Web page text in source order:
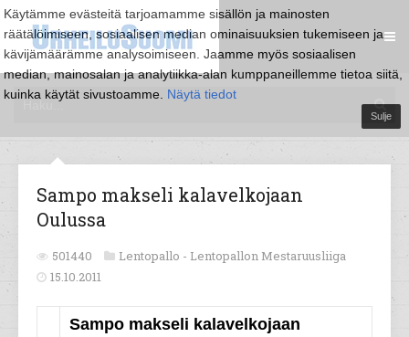
Käytämme evästeitä tarjoamamme sisällön ja mainosten
räätälöimiseen, sosiaalisen median ominaisuuksien tukemiseen ja
kävijämäärämme analysoimiseen. Jaamme myös sosiaalisen
median, mainosalan ja analytiikka-alan kumppaneillemme tietoa siitä,
kuinka käytät sivustoamme. Näytä tiedot
Sulje
Sampo makseli kalavelkojaan
Oulussa
501440 Lentopallo - Lentopallon Mestaruusliiga
15.10.2011
Sampo makseli kalavelkojaan